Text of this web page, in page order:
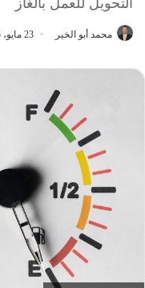
محمد أبو الخير 23 مايو، 2025